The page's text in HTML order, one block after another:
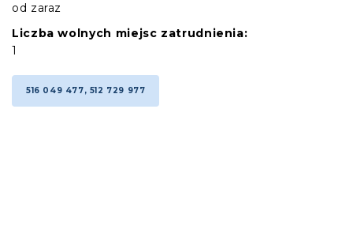
od zaraz
Liczba wolnych miejsc zatrudnienia:
1
516 049 477, 512 729 977